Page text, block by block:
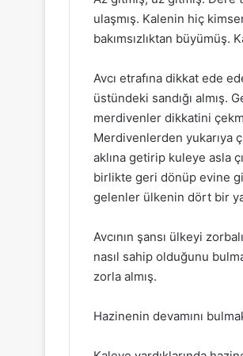
ulaşmış. Kalenin hiç
bakımsızlıktan
Avcı etrafına dikkat ede
üstündeki sandığı almış.
merdivenler dikkatini
Merdivenlerden yukarıya
aklına getirip kuleye asla
birlikte geri dönüp evine
gelenler ülkenin dört bir
Avcının şansı ülkeyi
nasıl sahip olduğunu
zorla almış.
Hazinenin devamını